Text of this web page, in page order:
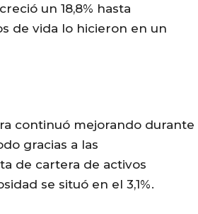
un 18,8% hasta
de vida lo hicieron en un
continuó mejorando durante
gracias a las
de cartera de activos
se situó en el 3,1%.